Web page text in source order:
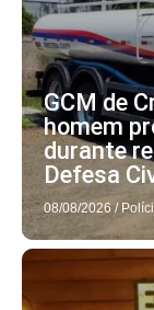
GCM de
homem
durante
Defesa
08/08/2026 /